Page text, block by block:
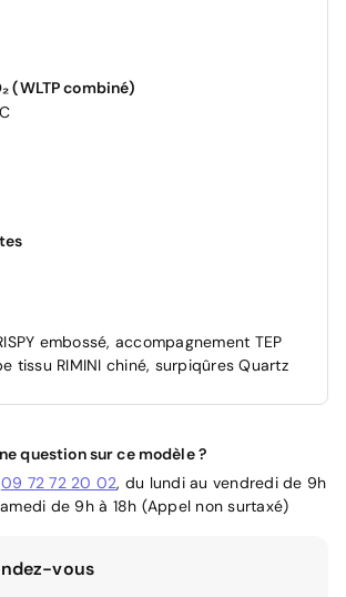
(WLTP combiné)
embossé, accompagnement TEP
tissu RIMINI chiné, surpiqûres Quartz
question sur ce modèle ?
09 72 72 20 02, du lundi au vendredi de 9h
de 9h à 18h (Appel non surtaxé)
vous